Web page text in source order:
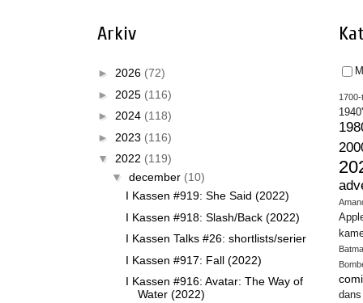
Arkiv
► 2026 (72)
► 2025 (116)
► 2024 (118)
► 2023 (116)
▼ 2022 (119)
▼ december (10)
I Kassen #919: She Said (2022)
I Kassen #918: Slash/Back (2022)
I Kassen Talks #26: shortlists/serier
I Kassen #917: Fall (2022)
I Kassen #916: Avatar: The Way of
Water (2022)
1700-
dans